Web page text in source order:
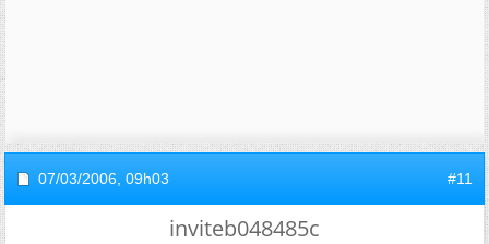
07/03/2006, 09h03 #11
inviteb048485c